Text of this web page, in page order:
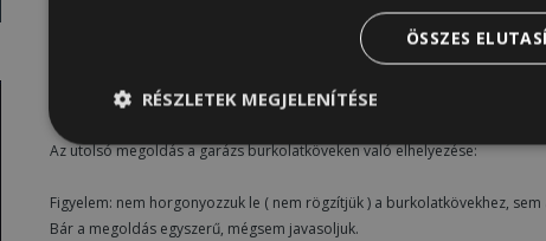
UTCAI BURKOLATKŐ
Az utolsó megoldás a garázs burkolatköveken való elhelyezése:
Figyelem: nem horgonyozzuk le ( nem rögzítjük ) a burkolatkövekhez,
Bár a megoldás egyszerű, mégsem javasoljuk.
ÖSSZES
RÉSZLETEK MEGJELENÍTÉSE
Elengedhetetlenül
Teljesítmény